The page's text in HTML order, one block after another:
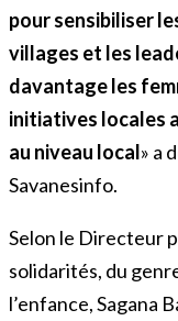
pour sensibiliser
villages et les
davantage les
initiatives locales
au niveau local» a
Savanesinfo.
Selon le Directeur
solidarités, du
l’enfance, Sagana